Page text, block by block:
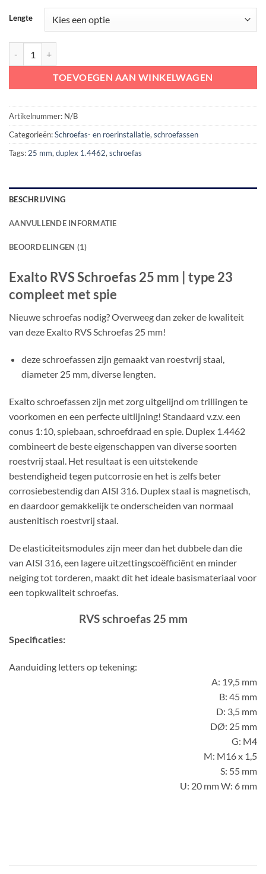
Lengte
TOEVOEGEN AAN WINKELWAGEN
Artikelnummer: N/B
Categorieën:Schroefas- en roerinstallatie, schroefassen
Tags: 25 mm, duplex 1.4462, schroefas
BESCHRIJVING
AANVULLENDE INFORMATIE
BEOORDELINGEN (1)
Exalto RVS Schroefas 25 mm | type 23
compleet met spie
Nieuwe schroefas nodig? Overweeg dan zeker de kwaliteit
van deze Exalto RVS Schroefas 25 mm!
deze schroefassen zijn gemaakt van roestvrij staal,
diameter 25 mm, diverse lengten.
Exalto schroefassen zijn met zorg uitgelijnd om trillingen te
voorkomen en een perfecte uitlijning! Standaard v.z.v. een
conus 1:10, spiebaan, schroefdraad en spie. Duplex 1.4462
combineert de beste eigenschappen van diverse soorten
roestvrij staal. Het resultaat is een uitstekende
bestendigheid tegen putcorrosie en het is zelfs beter
corrosiebestendig dan AISI 316. Duplex staal is magnetisch,
en daardoor gemakkelijk te onderscheiden van normaal
austenitisch roestvrij staal.
De elasticiteitsmodules zijn meer dan het dubbele dan die
van AISI 316, een lagere uitzettingscoëfficiënt en minder
neiging tot torderen, maakt dit het ideale basismateriaal voor
een topkwaliteit schroefas.
RVS schroefas 25 mm
Specificaties:
Aanduiding letters op tekening:
A: 19,5 mm
B: 45 mm
D: 3,5 mm
DØ: 25 mm
G: M4
M: M16 x 1,5
S: 55 mm
U: 20 mm W: 6 mm